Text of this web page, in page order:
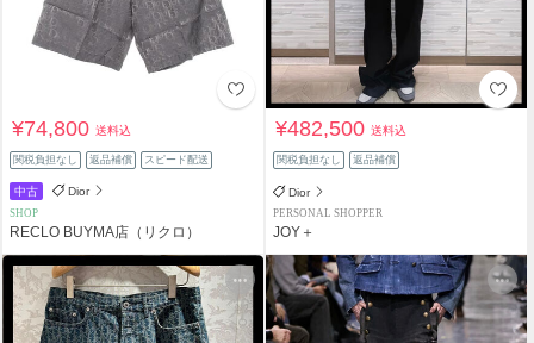
¥74,800送料込
関税負担なし 返品補償 スピード配送
中古 Dior
SHOP
RECLO BUYMA店（リクロ）
¥482,500送料込
関税負担なし 返品補償
Dior
PERSONAL SHOPPER
JOY＋